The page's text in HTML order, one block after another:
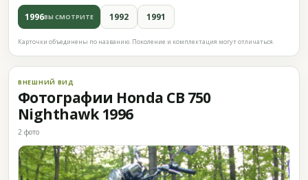
1996ВЫ СМОТРИТЕ 1992 1991
Карточки объединены по названию. Поколение и комплектация могут отличаться.
ВНЕШНИЙ ВИД
Фотографии Honda CB 750
Nighthawk 1996
2 фото